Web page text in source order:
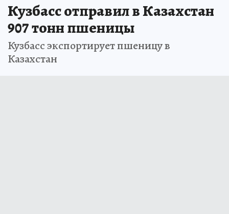
Кузбасс отправил в Казахстан
907 тонн пшеницы
Кузбасс экспортирует пшеницу в
Казахстан